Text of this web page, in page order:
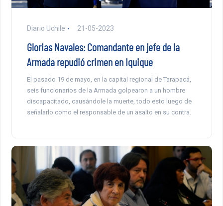
Diario Uchile 21-05-2023
Glorias Navales: Comandante en jefe de la
Armada repudió crimen en Iquique
El pasado 19 de mayo, en la capital regional de Tarapacá,
seis funcionarios de la Armada golpearon a un hombre
discapacitado, causándole la muerte, todo esto luego de
señalarlo como el responsable de un asalto en su contra.